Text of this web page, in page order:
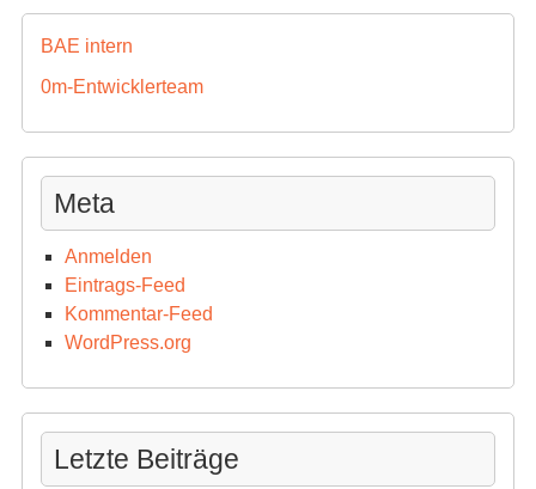
BAE intern
0m-Entwicklerteam
Meta
Anmelden
Eintrags-Feed
Kommentar-Feed
WordPress.org
Letzte Beiträge